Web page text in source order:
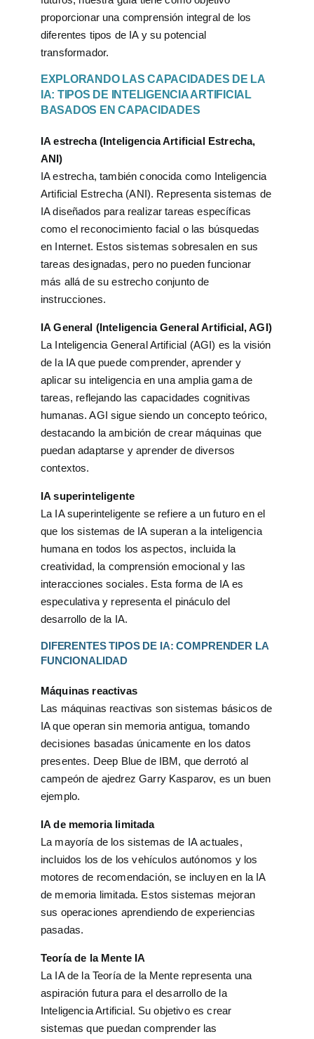
proporcionar una comprensión integral de los
diferentes tipos de IA y su potencial
transformador.
EXPLORANDO LAS CAPACIDADES DE LA
IA: TIPOS DE INTELIGENCIA ARTIFICIAL
BASADOS EN CAPACIDADES
IA estrecha (Inteligencia Artificial Estrecha,
ANI)
IA estrecha, también conocida como Inteligencia
Artificial Estrecha (ANI). Representa sistemas de
IA diseñados para realizar tareas específicas
como el reconocimiento facial o las búsquedas
en Internet. Estos sistemas sobresalen en sus
tareas designadas, pero no pueden funcionar
más allá de su estrecho conjunto de
instrucciones.
IA General (Inteligencia General Artificial, AGI)
La Inteligencia General Artificial (AGI) es la visión
de la IA que puede comprender, aprender y
aplicar su inteligencia en una amplia gama de
tareas, reflejando las capacidades cognitivas
humanas. AGI sigue siendo un concepto teórico,
destacando la ambición de crear máquinas que
puedan adaptarse y aprender de diversos
contextos.
IA superinteligente
La IA superinteligente se refiere a un futuro en el
que los sistemas de IA superan a la inteligencia
humana en todos los aspectos, incluida la
creatividad, la comprensión emocional y las
interacciones sociales. Esta forma de IA es
especulativa y representa el pináculo del
desarrollo de la IA.
DIFERENTES TIPOS DE IA: COMPRENDER LA
FUNCIONALIDAD
Máquinas reactivas
Las máquinas reactivas son sistemas básicos de
IA que operan sin memoria antigua, tomando
decisiones basadas únicamente en los datos
presentes. Deep Blue de IBM, que derrotó al
campeón de ajedrez Garry Kasparov, es un buen
ejemplo.
IA de memoria limitada
La mayoría de los sistemas de IA actuales,
incluidos los de los vehículos autónomos y los
motores de recomendación, se incluyen en la IA
de memoria limitada. Estos sistemas mejoran
sus operaciones aprendiendo de experiencias
pasadas.
Teoría de la Mente IA
La IA de la Teoría de la Mente representa una
aspiración futura para el desarrollo de la
Inteligencia Artificial. Su objetivo es crear
sistemas que puedan comprender las